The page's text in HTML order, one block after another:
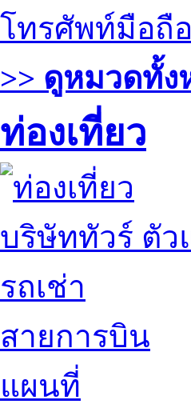
โทรศัพท์มือถื
>> ดูหมวดทั้ง
ท่องเที่ยว
บริษัททัวร์ ตัว
รถเช่า
สายการบิน
แผนที่